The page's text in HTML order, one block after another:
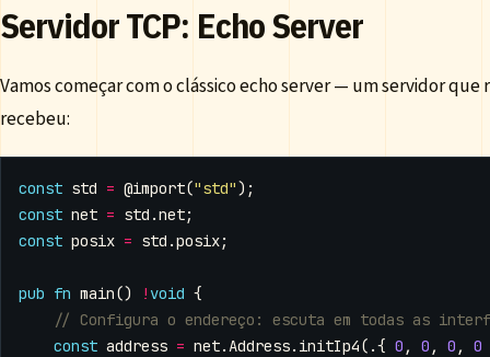
Servidor TCP: Echo Server
Vamos começar com o clássico echo server — um servidor
recebeu:
const std = @import("std");
const net = std .net;
const posix = std .posix;
pub fn main() ! void {
const address = net.Address. initIp4(.{ 0 , 0 , 0 , 0